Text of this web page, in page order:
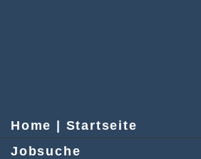
Home | Startseite
Jobsuche